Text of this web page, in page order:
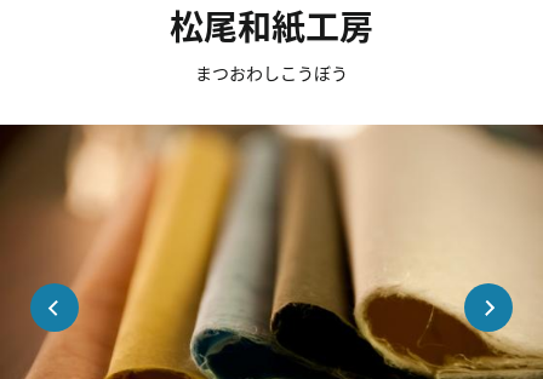
松尾和紙工房
まつおわしこうぼう